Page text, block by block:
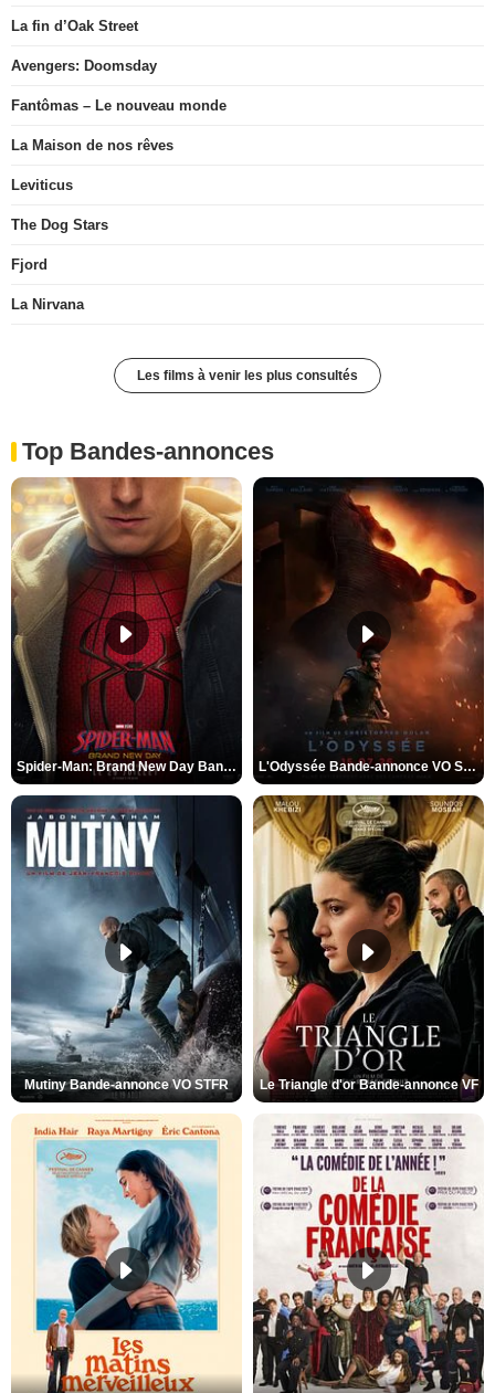
La fin d’Oak Street
Avengers: Doomsday
Fantômas – Le nouveau monde
La Maison de nos rêves
Leviticus
The Dog Stars
Fjord
La Nirvana
Les films à venir les plus consultés
Top Bandes-annonces
Spider-Man: Brand New Day Bande-annonce VO STFR L'Odyssée Bande-annonce VO STFR
Mutiny Bande-annonce VO STFR Le Triangle d'or Bande-annonce VF